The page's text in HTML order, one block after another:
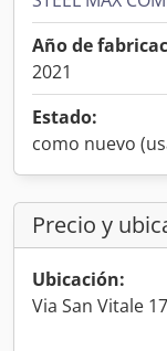
Año de
2021
Estado:
como nuevo
Precio y
Ubicación:
Via San Vitale